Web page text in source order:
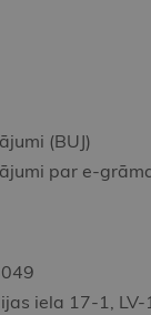
(BUJ)
par e-
iela 17-1,